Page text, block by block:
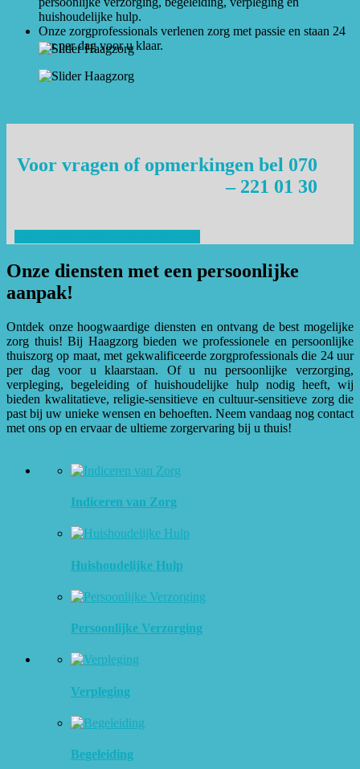
huishoudelijke hulp.
Onze zorgprofessionals verlenen zorg met passie en staan 24
uur per dag voor u klaar.
Voor vragen of opmerkingen bel 070
– 221 01 30
Onze diensten met een persoonlijke
aanpak!
Ontdek onze hoogwaardige diensten en ontvang de best mogelijke
zorg thuis! Bij Haagzorg bieden we professionele en persoonlijke
thuiszorg op maat, met gekwalificeerde zorgprofessionals die 24 uur
per dag voor u klaarstaan. Of u nu persoonlijke verzorging,
verpleging, begeleiding of huishoudelijke hulp nodig heeft, wij
bieden kwalitatieve, religie-sensitieve en cultuur-sensitieve zorg die
past bij uw unieke wensen en behoeften. Neem vandaag nog contact
met ons op en ervaar de ultieme zorgervaring bij u thuis!
Indiceren van Zorg
Huishoudelijke Hulp
Persoonlijke Verzorging
Verpleging
Begeleiding